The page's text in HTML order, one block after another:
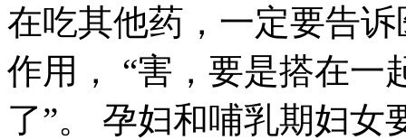
在吃其他药，一定要告
作用， “害，要是搭在一
了”。 孕妇和哺乳期妇女